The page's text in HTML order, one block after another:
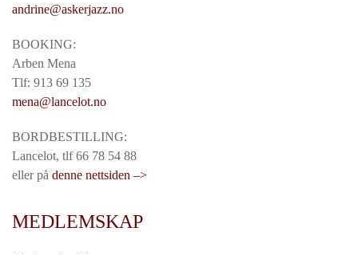
andrine@askerjazz.no
BOOKING:
Arben Mena
Tlf: 913 69 135
mena@lancelot.no
BORDBESTILLING:
Lancelot, tlf 66 78 54 88
eller på denne nettsiden –>
MEDLEMSKAP